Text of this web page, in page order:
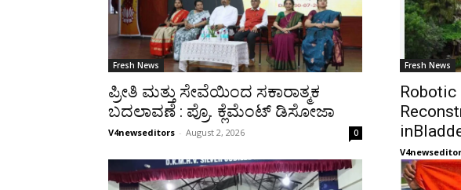
Fresh News
ಪ್ರೀತಿ ಮತ್ತು ಸೇವೆಯಿಂದ ಸಕಾರಾತ್ಮಕ
ಬದಲಾವಣೆ : ಪ್ರೊ. ಕ್ಲೆಮೆಂಟ್‌ ಡಿಸೋಜಾ
V4newseditors - August 2, 2026 0
Fresh News